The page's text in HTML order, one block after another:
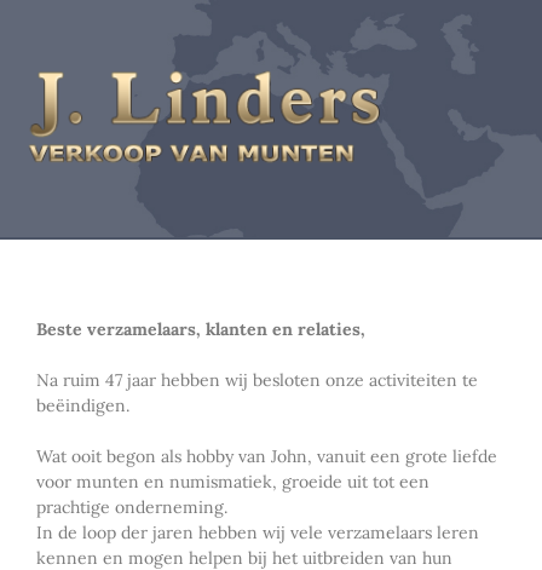
Beste verzamelaars, klanten en relaties,
Na ruim 47 jaar hebben wij besloten onze activiteiten te
beëindigen.
Wat ooit begon als hobby van John, vanuit een grote liefde
voor munten en numismatiek, groeide uit tot een
prachtige onderneming.
In de loop der jaren hebben wij vele verzamelaars leren
kennen en mogen helpen bij het uitbreiden van hun